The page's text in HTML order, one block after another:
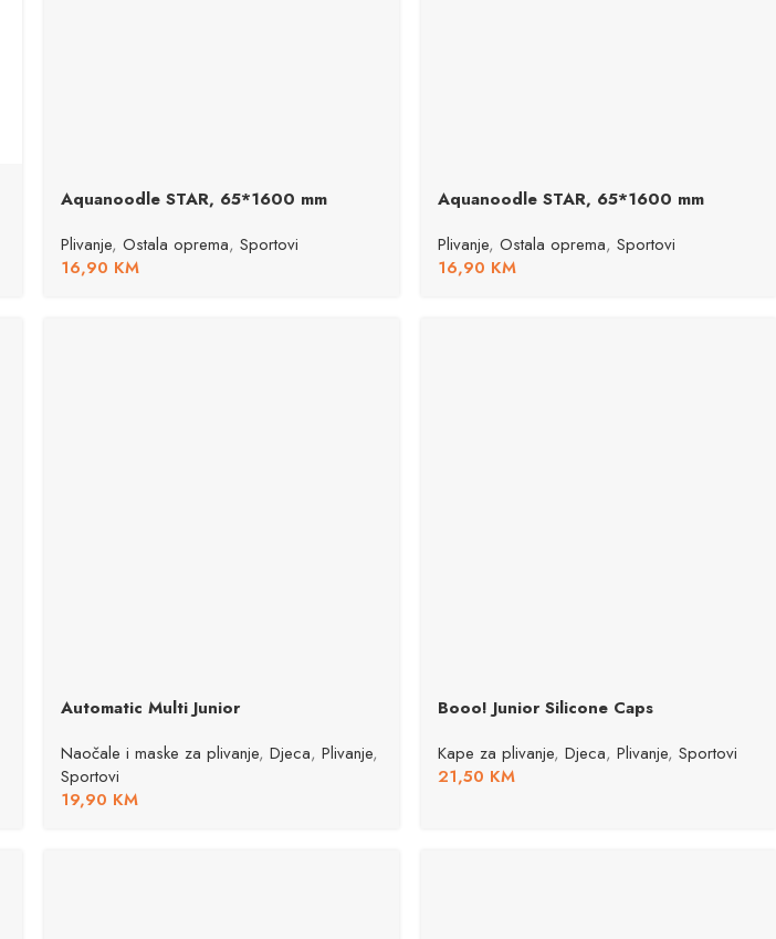
Aquanoodle STAR, 65*1600 mm
Plivanje, Ostala oprema, Sportovi
16,90 KM
Aquanoodle STAR, 65*1600 mm
Plivanje, Ostala oprema, Sportovi
16,90 KM
Automatic Multi Junior
Naočale i maske za plivanje, Djeca, Plivanje,
Sportovi
19,90 KM
Booo! Junior Silicone Caps
Kape za plivanje, Djeca, Plivanje, Sportovi
21,50 KM